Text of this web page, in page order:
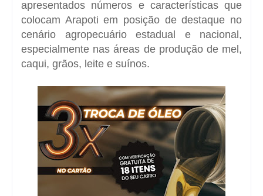
apresentados números e características que
colocam Arapoti em posição de destaque no
cenário agropecuário estadual e nacional,
especialmente nas áreas de produção de mel,
caqui, grãos, leite e suínos.